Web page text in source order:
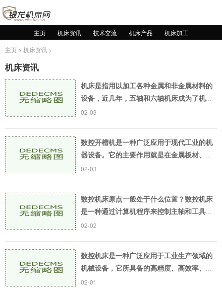
主页 机床资讯 技术交流 机床产品
机床加工
主页 > 机床资讯 >
机床资讯
机床是指用以加工各种金属和非金属材料的
设备，近几年，五轴和六轴机床成为了机床
行业的热门话题。这两个机床有什么区别
02-03
数控开槽机是一种广泛应用于现代工业的机
器设备。它的主要作用就是在金属板材、木
材板材等材料上进行开槽、切割等加工过
02-03
数控机床原点一般处于什么位置？数控机床
是一种通过计算机程序来控制主轴和工具台
移动的机床。 在数控机床上，原点是一种非
02-02
数控机床是一种广泛应用于工业生产领域的
机械设备，它所具备的高精度、高效率、高
稳定性等特点，使它在精细加工、生产制
02-01